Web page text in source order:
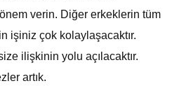
verin. Diğer erkeklerin tüm
işiniz çok kolaylaşacaktır.
ilişkinin yolu açılacaktır.
artık.